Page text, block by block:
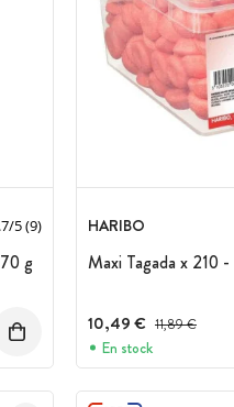
/5(9)
g
HARIBO
Maxi Tagada x 210
10,49 € Prix avant
11,89 €
En stock